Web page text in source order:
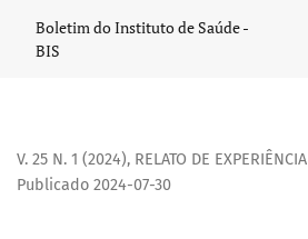
Boletim do Instituto de Saúde -
BIS
V. 25 N. 1 (2024), RELATO DE EXPERIÊNCIA
Publicado 2024-07-30